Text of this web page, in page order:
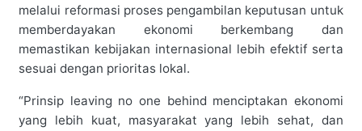
melalui reformasi proses pengambilan keputusan untuk
memberdayakan ekonomi berkembang dan
memastikan kebijakan internasional lebih efektif serta
sesuai dengan prioritas lokal.
“Prinsip leaving no one behind menciptakan ekonomi
yang lebih kuat, masyarakat yang lebih sehat, dan